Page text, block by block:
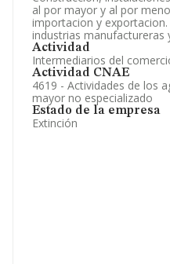
al por mayor y al por
importacion y
industrias manufactureras
Actividad
Intermediarios del
Actividad CNAE
4619 - Actividades de los
mayor no especializado
Estado de la empresa
Extinción